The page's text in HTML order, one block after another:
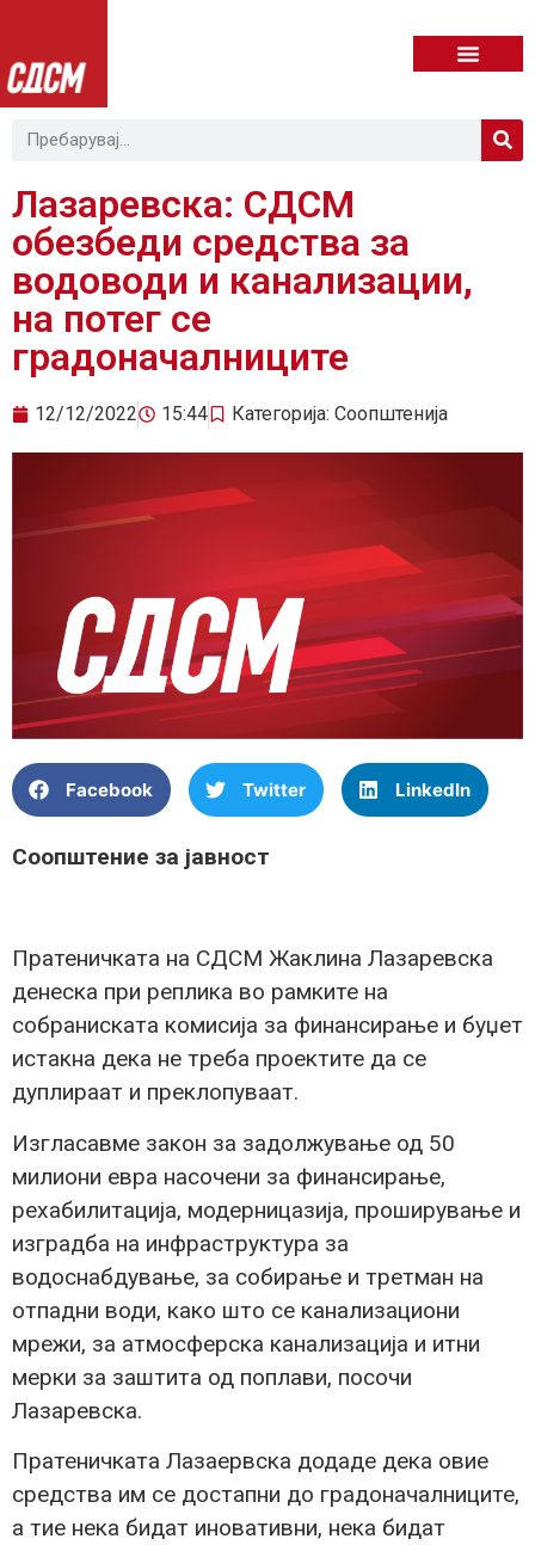
Лазаревска: СДСМ
обезбеди средства за
водоводи и канализации,
на потег се
градоначалниците
12/12/2022 15:44 Категорија: Соопштенија
Facebook Twitter LinkedIn
Соопштение за јавност
Пратеничката на СДСМ Жаклина Лазаревска
денеска при реплика во рамките на
собраниската комисија за финансирање и буџет
истакна дека не треба проектите да се
дуплираат и преклопуваат.
Изгласавме закон за задолжување од 50
милиони евра насочени за финансирање,
рехабилитација, модерницазија, проширување и
изградба на инфраструктура за
водоснабдување, за собирање и третман на
отпадни води, како што се канализациони
мрежи, за атмосферска канализација и итни
мерки за заштита од поплави, посочи
Лазаревска.
Пратеничката Лазаервска додаде дека овие
средства им се достапни до градоначалниците,
а тие нека бидат иновативни, нека бидат